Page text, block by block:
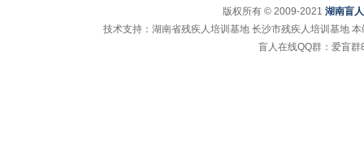
版权所有 © 2009-2021 湖南盲
技术支持：湖南省残疾人培训基地 长沙市残疾人培训基地
盲人在线QQ群：爱盲